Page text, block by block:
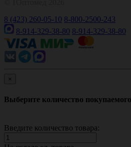
8 (423) 260-05-10 8-800-2500-243
8-914-329-38-80 8-914-329-38-80
×
Выберите количество
Введите количество товара: